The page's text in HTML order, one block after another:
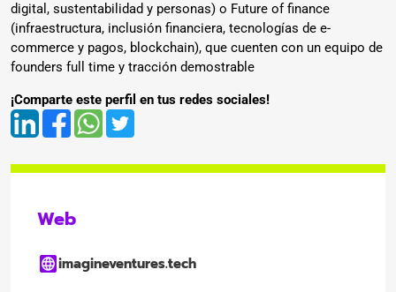
digital, sustentabilidad y personas) o Future of finance
(infraestructura, inclusión financiera, tecnologías de e-
commerce y pagos, blockchain), que cuenten con un equipo de
founders full time y tracción demostrable
¡Comparte este perfil en tus redes sociales!
Web
imagineventures.tech